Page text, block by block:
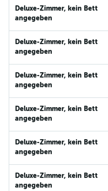
Deluxe-Zimmer, kein Bett
angegeben
Deluxe-Zimmer, kein Bett
angegeben
Deluxe-Zimmer, kein Bett
angegeben
Deluxe-Zimmer, kein Bett
angegeben
Deluxe-Zimmer, kein Bett
angegeben
Deluxe-Zimmer, kein Bett
angegeben